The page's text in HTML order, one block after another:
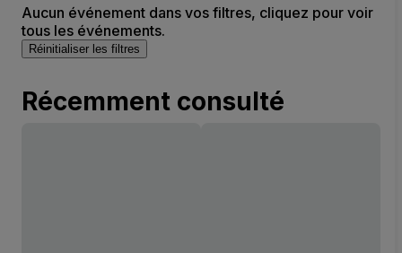
Aucun événement dans vos filtres, cliquez pour voir
tous les événements.
Réinitialiser les filtres
Récemment consulté